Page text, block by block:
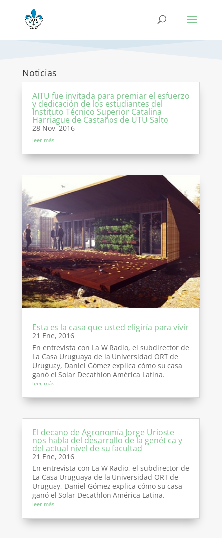
Noticias
AITU fue invitada para premiar el esfuerzo
y dedicación de los estudiantes del
Instituto Técnico Superior Catalina
Harriague de Castaños de UTU Salto
28 Nov, 2016
leer más
Esta es la casa que usted eligiría para vivir
21 Ene, 2016
En entrevista con La W Radio, el subdirector de
La Casa Uruguaya de la Universidad ORT de
Uruguay, Daniel Gómez explica cómo su casa
ganó el Solar Decathlon América Latina.
leer más
El decano de Agronomía Jorge Urioste
nos habla del desarrollo de la genética y
del actual nivel de su facultad
21 Ene, 2016
En entrevista con La W Radio, el subdirector de
La Casa Uruguaya de la Universidad ORT de
Uruguay, Daniel Gómez explica cómo su casa
ganó el Solar Decathlon América Latina.
leer más